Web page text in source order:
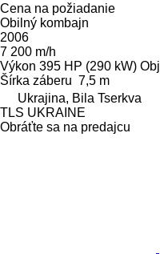
Cena na požiadanie
Obilný kombajn
2006
7 200 m/h
Výkon 395 HP (290 kW)
Šírka záberu 7,5 m
Ukrajina, Bila Tserkva
TLS UKRAINE
Obráťte sa na predajcu